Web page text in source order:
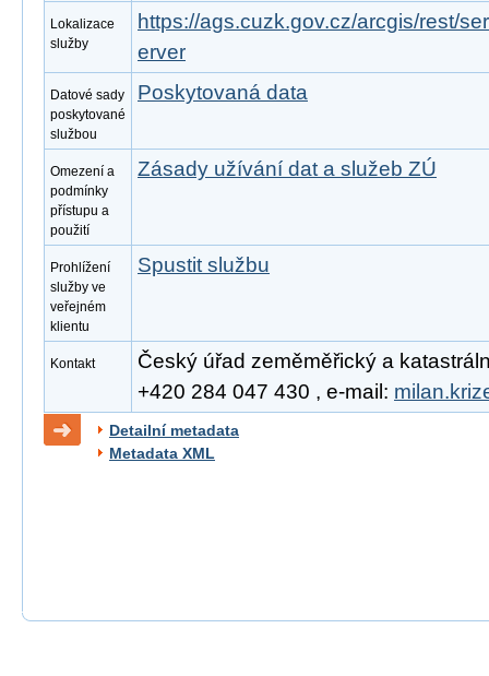
Lokalizace
služby
https://ags.cuzk.gov.cz/arcgis/rest/
erver
Datové sady
poskytované
službou
Poskytovaná data
Omezení a
podmínky
přístupu a
použití
Zásady užívání dat a služeb ZÚ
Prohlížení
služby ve
veřejném
klientu
Spustit službu
Kontakt
Český úřad zeměměřický a
+420 284 047 430 , e-mail:
Detailní metadata
Metadata XML